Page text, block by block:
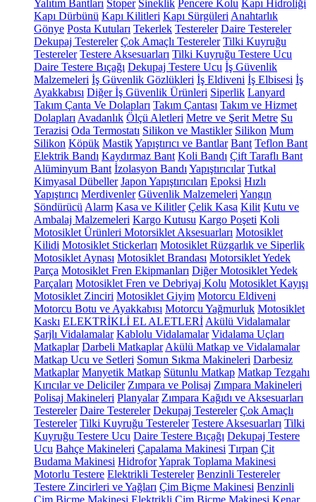
Yalıtım Bantları Stoper Sineklik Pencere Kolu Kapı Hidroliği
Kapı Dürbünü Kapı Kilitleri Kapı Sürgüleri Anahtarlık
Gönye Posta Kutuları Tekerlek Testereler Daire Testereler
Dekupaj Testereler Çok Amaçlı Testereler Tilki Kuyruğu
Testereler Testere Aksesuarları Tilki Kuyruğu Testere Ucu
Daire Testere Bıçağı Dekupaj Testere Ucu İş Güvenlik
Malzemeleri İş Güvenlik Gözlükleri İş Eldiveni İş Elbisesi İş
Ayakkabısı Diğer İş Güvenlik Ürünleri Siperlik Lanyard
Takım Çanta Ve Dolapları Takım Çantası Takım ve Hizmet
Dolapları Avadanlık Ölçü Aletleri Metre ve Şerit Metre Su
Terazisi Oda Termostatı Silikon ve Mastikler Silikon Mum
Silikon Köpük MastikYapıştırıcı ve Bantlar Bant Teflon Bant
Elektrik Bandı Kaydırmaz Bant Koli Bandı Çift Taraflı Bant
Alüminyum Bant İzolasyon Bandı Yapıştırıcılar Tutkal
Kimyasal Dübeller Japon Yapıştırıcıları Epoksi Hızlı
Yapıştırıcı Merdivenler Güvenlik Malzemeleri Yangın
Söndürücü Alarm Kasa ve Kilitler Çelik Kasa Kilit Kutu ve
Ambalaj Malzemeleri Kargo Kutusu Kargo Poşeti Koli
Motosiklet Ürünleri Motorsiklet Aksesuarları Motosiklet
Kilidi Motosiklet Stickerları Motosiklet Rüzgarlık ve Siperlik
Motosiklet Aynası Motosiklet Brandası Motorsiklet Yedek
Parça Motosiklet Fren Ekipmanları Diğer Motosiklet Yedek
Parçaları Motosiklet Fren ve Debriyaj Kolu Motosiklet Kayışı
Motosiklet Zinciri Motosiklet Giyim Motorcu Eldiveni
Motorcu Botu ve Ayakkabısı Motorcu Yağmurluk Motosiklet
Kaskı ELEKTRİKLİ EL ALETLERİ Akülü Vidalamalar
Şarjlı Vidalamalar Kablolu Vidalamalar Vidalama Uçları
Matkaplar Darbeli Matkaplar Akülü Matkap ve Vidalamalar
Matkap Ucu ve Setleri Somun Sıkma Makineleri Darbesiz
Matkaplar Manyetik Matkap Sütunlu Matkap Matkap Tezgahı
Kırıcılar ve Deliciler Zımpara ve Polisaj Zımpara Makineleri
Polisaj Makineleri Planyalar Zımpara Kağıdı ve Aksesuarları
Testereler Daire Testereler Dekupaj Testereler Çok Amaçlı
Testereler Tilki Kuyruğu Testereler Testere Aksesuarları Tilki
Kuyruğu Testere Ucu Daire Testere Bıçağı Dekupaj Testere
Ucu Bahçe Makineleri Çapalama Makinesi Tırpan Çit
Budama Makinesi HidroforYaprak Toplama Makinesi
Motorlu Testere Elektrikli Testereler Benzinli Testereler
Testere Zincirleri ve Yağları Çim Biçme Makinesi Benzinli
Çim Biçme Makinesi Elektrikli Çim Biçme Makinesi Kenar